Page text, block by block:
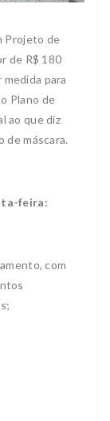
Projeto de
de R$ 180
para
Plano de
ao que diz
de máscara.
feira:
com